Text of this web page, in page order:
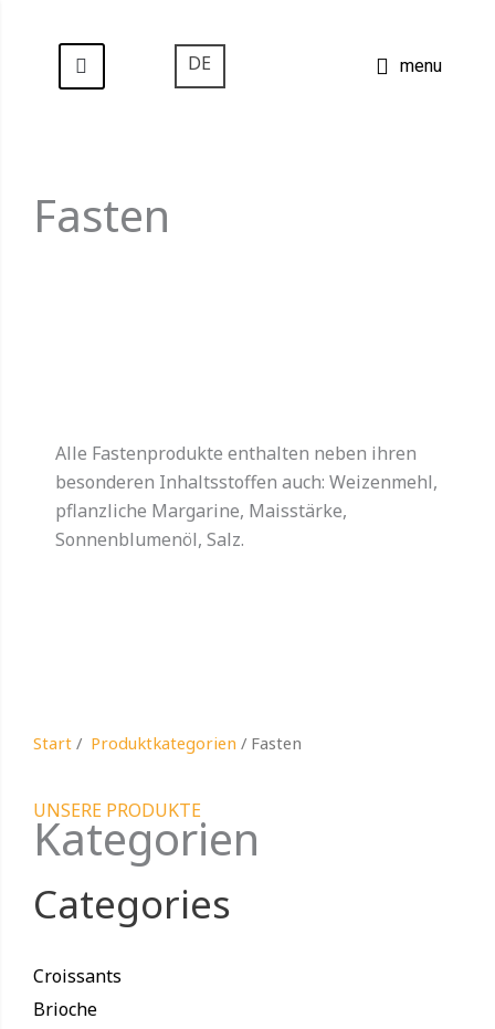
DE menu
Fasten
Alle Fastenprodukte enthalten neben ihren
besonderen Inhaltsstoffen auch: Weizenmehl,
pflanzliche Margarine, Maisstärke,
Sonnenblumenöl, Salz.
Start / Produktkategorien / Fasten
UNSERE PRODUKTE
Kategorien
Categories
Croissants
Brioche